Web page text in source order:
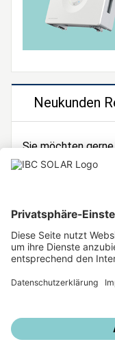
Neukunden
Sie möchten
Dann registrieren
Unsere
IBC SOLAR